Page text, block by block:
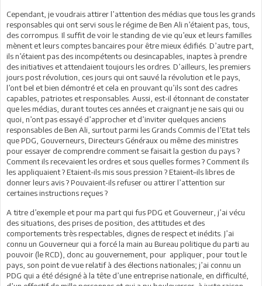
Cependant, je voudrais attirer l’attention des médias que tous les grands
responsables qui ont servi sous le régime de Ben Ali n’étaient pas, tous,
des corrompus. Il suffit de voir le standing de vie qu’eux et leurs familles
mènent et leurs comptes bancaires pour être mieux édifiés. D’autre part,
ils n’étaient pas des incompétents ou desincapables, inaptes à prendre
des initiatives et attendaient toujours les ordres. D’ailleurs, les premiers
jours post révolution, ces jours qui ont sauvé la révolution et le pays,
l’ont bel et bien démontré et cela en prouvant qu’ils sont des cadres
capables, patriotes et responsables. Aussi, est-il étonnant de constater
que les médias, durant toutes ces années et craignant je ne sais qui ou
quoi, n’ont pas essayé d’approcher et d’inviter quelques anciens
responsables de Ben Ali, surtout parmi les Grands Commis de l’Etat tels
que PDG, Gouverneurs, Directeurs Généraux ou même des ministres
pour essayer de comprendre comment se faisait la gestion du pays ?
Comment ils recevaient les ordres et sous quelles formes ? Comment ils
les appliquaient ? Etaient-ils mis sous pression ? Etaient–ils libres de
donner leurs avis ? Pouvaient-ils refuser ou attirer l’attention sur
certaines instructions reçues ?
A titre d’exemple et pour ma part qui fus PDG et Gouverneur, j’ai vécu
des situations, des prises de position, des attitudes et des
comportements très respectables, dignes de respect et inédits. J’ai
connu un Gouverneur qui a forcé la main au Bureau politique du parti au
pouvoir (le RCD), donc au gouvernement, pour appliquer, pour tout le
pays, son point de vue relatif à des élections nationales; j’ai connu un
PDG qui a été désigné à la tête d’une entreprise nationale, en difficulté,